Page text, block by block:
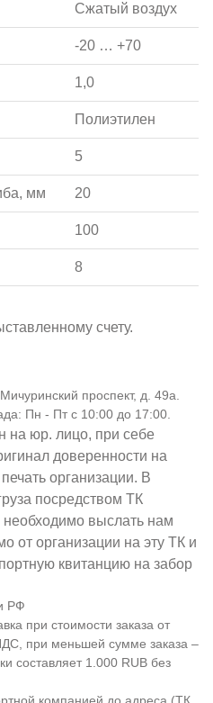
Сжатый воздух
-20 … +70
1,0
Полиэтилен
5
мм 20
100
8
счету.
проспект, д. 49а.
Пн - Пт с 10:00 до 17:00.
на юр. лицо, при себе
доверенности на
организации. В
посредством ТК
необходимо выслать нам
от организации на эту ТК и
квитанцию на забор
РФ
при стоимости заказа от
при меньшей сумме заказа –
составляет 1.000 RUB без